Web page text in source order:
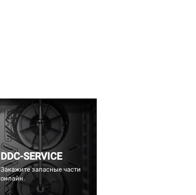
DDC-SERVICE
Закажите запасные части
онлайн.